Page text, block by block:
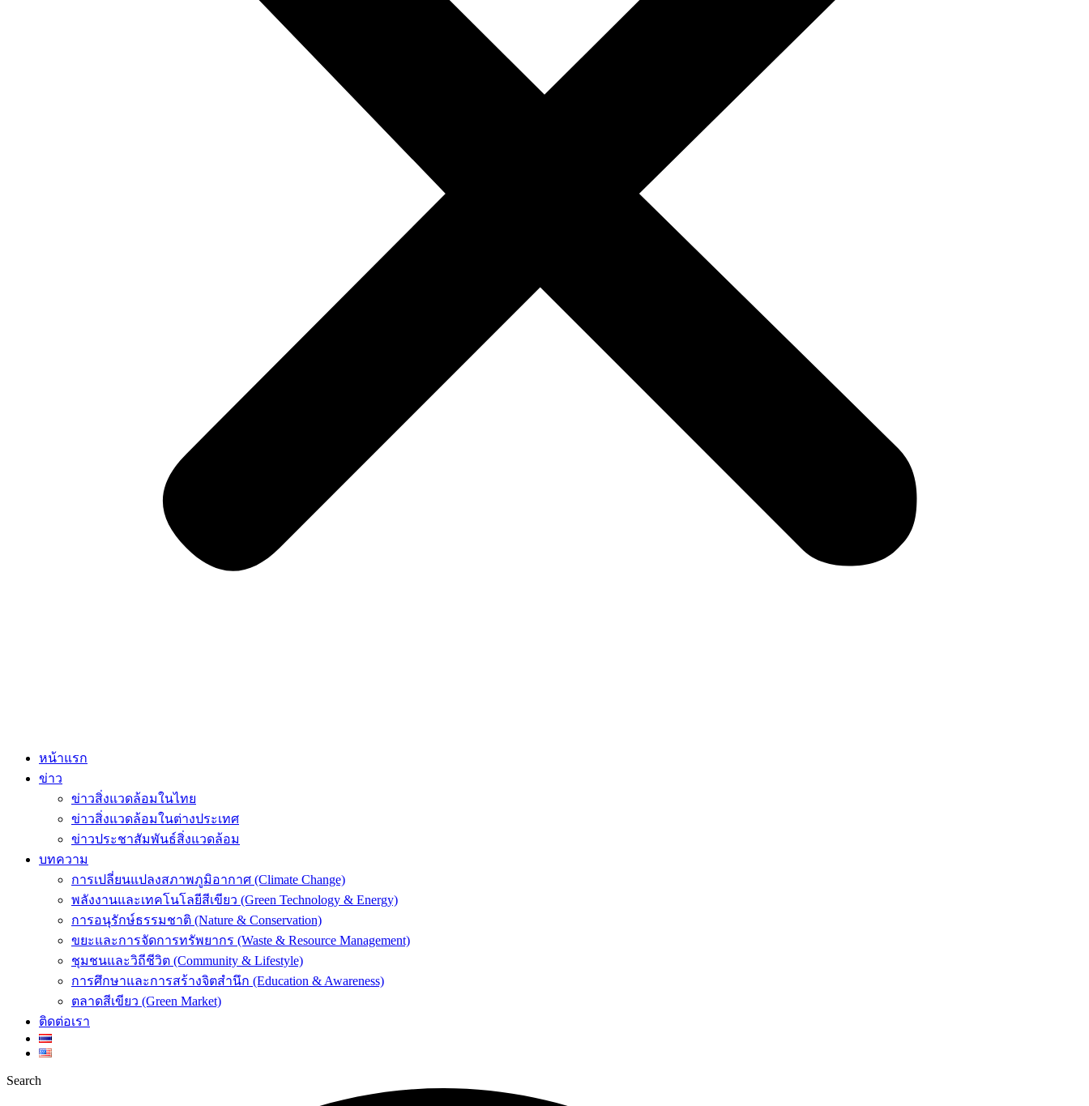
หน้าแรก
ข่าว
ข่าวสิ่งแวดล้อมในไทย
ข่าวสิ่งแวดล้อมในต่างประเทศ
ข่าวประชาสัมพันธ์สิ่งแวดล้อม
บทความ
การเปลี่ยนแปลงสภาพภูมิอากาศ (Climate Change)
พลังงานและเทคโนโลยีสีเขียว (Green Technology & Energy)
การอนุรักษ์ธรรมชาติ (Nature & Conservation)
ขยะและการจัดการทรัพยากร (Waste & Resource Management)
ชุมชนและวิถีชีวิต (Community & Lifestyle)
การศึกษาและการสร้างจิตสำนึก (Education & Awareness)
ตลาดสีเขียว (Green Market)
ติดต่อเรา
Search